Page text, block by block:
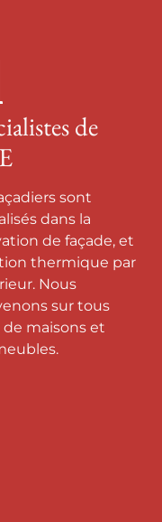
de
sont
dans la
de façade, et
thermique par
Nous
sur tous
de maisons et